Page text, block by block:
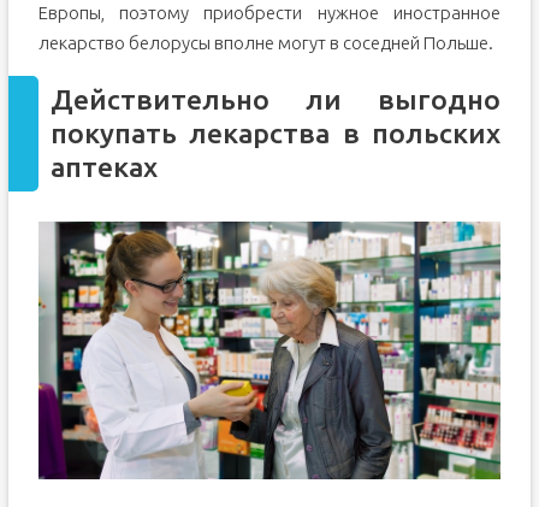
Европы, поэтому приобрести нужное иностранное
лекарство белорусы вполне могут в соседней Польше.
Действительно ли выгодно
покупать лекарства в польских
аптеках